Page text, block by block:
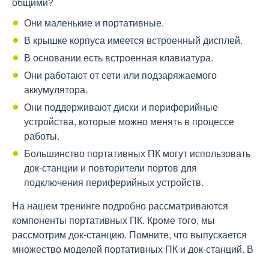
Они маленькие и портативные.
В крышке корпуса имеется встроенный дисплей.
В основании есть встроенная клавиатура.
Они работают от сети или подзаряжаемого
аккумулятора.
Они поддерживают диски и периферийные
устройства, которые можно менять в процессе
работы.
Большинство портативных ПК могут использовать
док-станции и повторители портов для
подключения периферийных устройств.
На нашем тренинге подробно рассматриваются
компоненты портативных ПК. Кроме того, мы
рассмотрим док-станцию. Помните, что выпускается
множество моделей портативных ПК и док-станций. В